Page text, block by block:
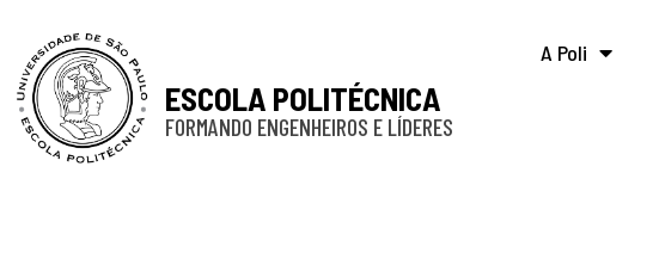
ESCOLA POLITÉCNICA
FORMANDO ENGENHEIROS E LÍDERES
A Poli